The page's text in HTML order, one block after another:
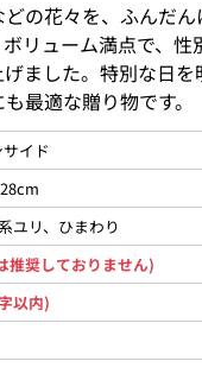
の花々を、ふんだん
リューム満点で、性
ました。特別な日を
最適な贈り物です。
イド
ユリ、ひまわり
推奨しておりません)
以内)